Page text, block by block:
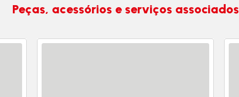
Peças, acessórios e serviços associados